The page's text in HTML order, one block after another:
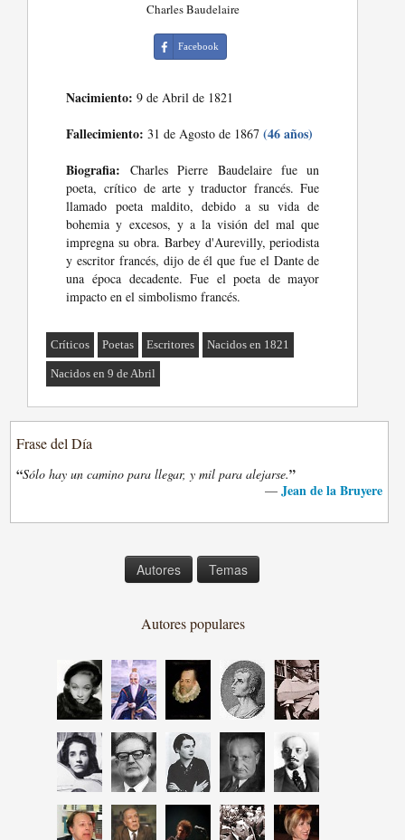
Charles Baudelaire
Facebook
Nacimiento: 9 de Abril de 1821
Fallecimiento: 31 de Agosto de 1867(46 años)
Biografia: Charles Pierre Baudelaire fue un
poeta, crítico de arte y traductor francés. Fue
llamado poeta maldito, debido a su vida de
bohemia y excesos, y a la visión del mal que
impregna su obra. Barbey d'Aurevilly, periodista
y escritor francés, dijo de él que fue el Dante de
una época decadente. Fue el poeta de mayor
impacto en el simbolismo francés.
Críticos Poetas Escritores Nacidos en 1821
Nacidos en 9 de Abril
Frase del Día
“Sólo hay un camino para llegar, y mil para alejarse.”
— Jean de la Bruyere
Autores Temas
Autores populares